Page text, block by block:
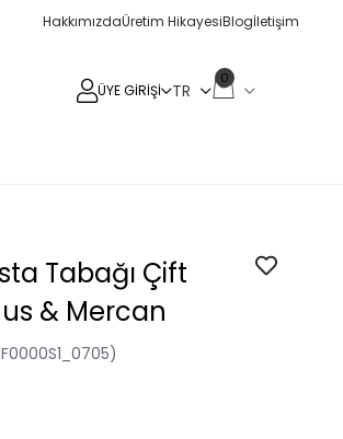
HakkımızdaÜretim HikayesiBlogİletişim
ÜYE GIRIŞI
0
Tabağı Çift
& Mercan